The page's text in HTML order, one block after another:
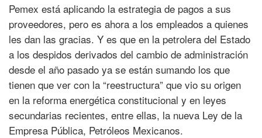
Pemex está aplicando la estrategia de pagos a sus
proveedores, pero es ahora a los empleados a quienes
les dan las gracias. Y es que en la petrolera del Estado
a los despidos derivados del cambio de administración
desde el año pasado ya se están sumando los que
tienen que ver con la “reestructura” que vio su origen
en la reforma energética constitucional y en leyes
secundarias recientes, entre ellas, la nueva Ley de la
Empresa Pública, Petróleos Mexicanos.